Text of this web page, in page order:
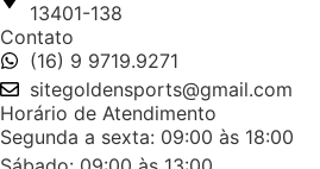
13401-138
Contato
(16) 9 9719.9271
sitegoldensports@gmail.com
Horário de Atendimento
Segunda a sexta: 09:00 às 18:00